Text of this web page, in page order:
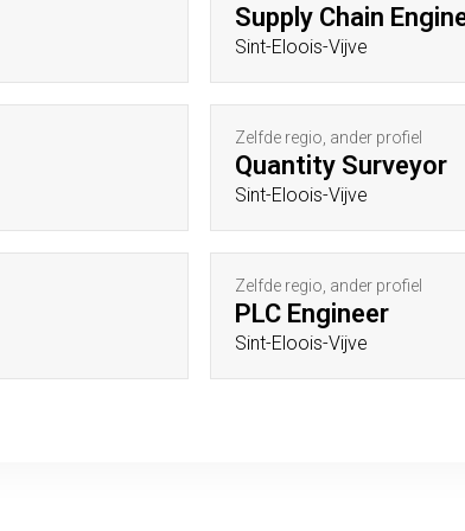
Supply Chain
Sint-Eloois-Vijve
Zelfde regio, ander profiel
Quantity Surveyor
Sint-Eloois-Vijve
Zelfde regio, ander profiel
PLC Engineer
Sint-Eloois-Vijve